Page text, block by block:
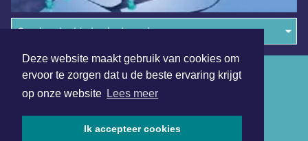
Deze website maakt gebruik van cookies om
ervoor te zorgen dat u de beste ervaring krijgt
op onze website Lees meer
Ik accepteer cookies
Overige dagbladen in de regio
Algemene voorwaarden
Disclaimer